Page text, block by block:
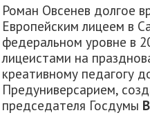
Роман Овсенев долгое
Европейским лицеем в
федеральном уровне в
лицеистами на
креативному педагогу
Предуниверсарием,
председателя Госдумы